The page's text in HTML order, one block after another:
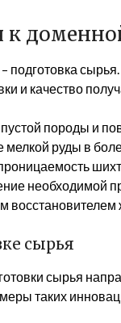
к
подготовка
и качество
породы и
руды в
необходимой
восстановителем
сырья
сырья
таких